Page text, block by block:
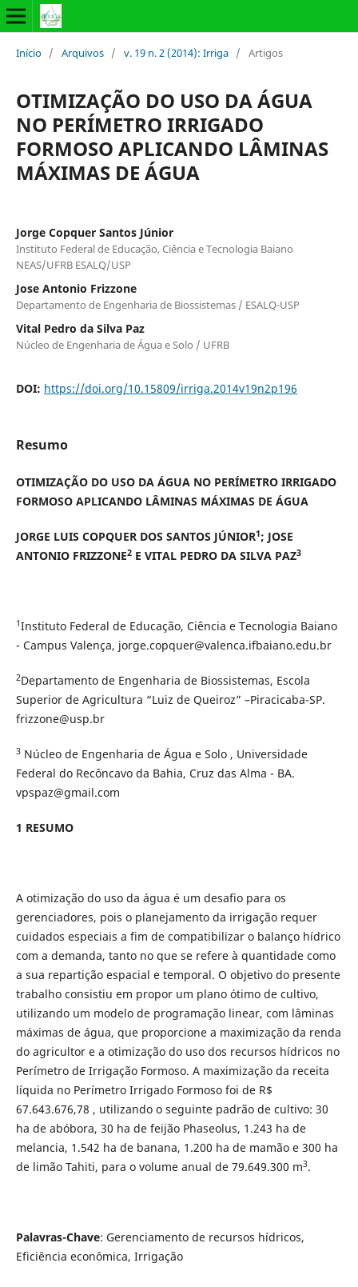
Início / Arquivos / v. 19 n. 2 (2014): Irriga / Artigos
OTIMIZAÇÃO DO USO DA ÁGUA
NO PERÍMETRO IRRIGADO
FORMOSO APLICANDO LÂMINAS
MÁXIMAS DE ÁGUA
Jorge Copquer Santos Júnior
Instituto Federal de Educação, Ciência e Tecnologia Baiano
NEAS/UFRB ESALQ/USP
Jose Antonio Frizzone
Departamento de Engenharia de Biossistemas / ESALQ-USP
Vital Pedro da Silva Paz
Núcleo de Engenharia de Água e Solo / UFRB
DOI: https://doi.org/10.15809/irriga.2014v19n2p196
Resumo
OTIMIZAÇÃO DO USO DA ÁGUA NO PERÍMETRO IRRIGADO
FORMOSO APLICANDO LÂMINAS MÁXIMAS DE ÁGUA
JORGE LUIS COPQUER DOS SANTOS JÚNIOR1; JOSE
ANTONIO FRIZZONE2E VITAL PEDRO DA SILVA PAZ3
1Instituto Federal de Educação, Ciência e Tecnologia Baiano
- Campus Valença, jorge.copquer@valenca.ifbaiano.edu.br
2Departamento de Engenharia de Biossistemas, Escola
Superior de Agricultura “Luiz de Queiroz” –Piracicaba-SP.
frizzone@usp.br
3Núcleo de Engenharia de Água e Solo , Universidade
Federal do Recôncavo da Bahia, Cruz das Alma - BA.
vpspaz@gmail.com
1 RESUMO
A otimização do uso da água é um desafio para os
gerenciadores, pois o planejamento da irrigação requer
cuidados especiais a fim de compatibilizar o balanço hídrico
com a demanda, tanto no que se refere à quantidade como
a sua repartição espacial e temporal. O objetivo do presente
trabalho consistiu em propor um plano ótimo de cultivo,
utilizando um modelo de programação linear, com lâminas
máximas de água, que proporcione a maximização da renda
do agricultor e a otimização do uso dos recursos hídricos no
Perímetro de Irrigação Formoso. A maximização da receita
líquida no Perímetro Irrigado Formoso foi de R$
67.643.676,78 , utilizando o seguinte padrão de cultivo: 30
ha de abóbora, 30 ha de feijão Phaseolus, 1.243 ha de
melancia, 1.542 ha de banana, 1.200 ha de mamão e 300 ha
de limão Tahiti, para o volume anual de 79.649.300 m3.
Palavras-Chave: Gerenciamento de recursos hídricos,
Eficiência econômica, Irrigação